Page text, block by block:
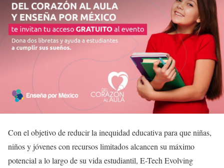
Con el objetivo de reducir la inequidad educativa para que niñas,
niños y jóvenes con recursos limitados alcancen su máximo
potencial a lo largo de su vida estudiantil, E-Tech Evolving